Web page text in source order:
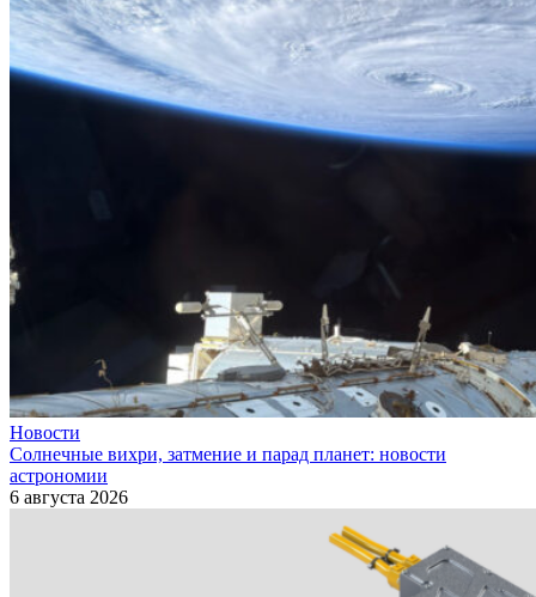
Новости
Солнечные вихри, затмение и парад планет: новости
астрономии
6 августа 2026